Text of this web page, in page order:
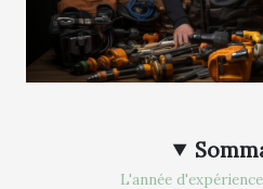
L'année